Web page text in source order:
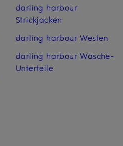
darling harbour
Strickjacken
darling harbour Westen
darling harbour Wäsche-
Unterteile